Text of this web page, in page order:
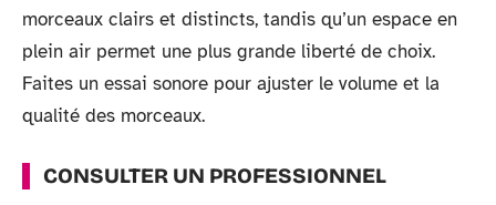
morceaux clairs et distincts, tandis qu’un espace en
plein air permet une plus grande liberté de choix.
Faites un essai sonore pour ajuster le volume et la
qualité des morceaux.
CONSULTER UN PROFESSIONNEL